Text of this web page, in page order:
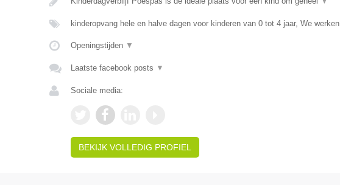
kinderopvang hele en halve dagen voor kinderen van 0 tot 4 jaar, We werken
Openingstijden ▼
Laatste facebook posts ▼
Sociale media:
BEKIJK VOLLEDIG PROFIEL